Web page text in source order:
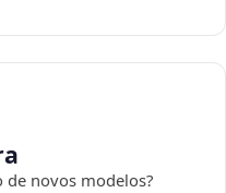
de novos modelos?